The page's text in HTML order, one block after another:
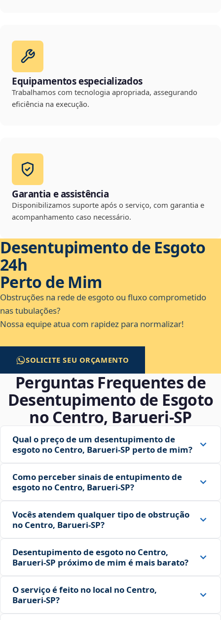
Equipamentos especializados
Trabalhamos com tecnologia apropriada, assegurando
eficiência na execução.
Garantia e assistência
Disponibilizamos suporte após o serviço, com garantia e
acompanhamento caso necessário.
Desentupimento de Esgoto
24h
Perto de Mim
Obstruções na rede de esgoto ou fluxo comprometido
nas tubulações?
Nossa equipe atua com rapidez para normalizar!
SOLICITE SEU ORÇAMENTO
Perguntas Frequentes de
Desentupimento de Esgoto
no Centro, Barueri‑SP
Qual o preço de um desentupimento de
esgoto no Centro, Barueri‑SP perto de mim?
Como perceber sinais de entupimento de
esgoto no Centro, Barueri‑SP?
Vocês atendem qualquer tipo de obstrução
no Centro, Barueri‑SP?
Desentupimento de esgoto no Centro,
Barueri‑SP próximo de mim é mais barato?
O serviço é feito no local no Centro,
Barueri‑SP?